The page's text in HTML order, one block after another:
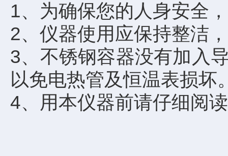
1、为确保您的人身安全
2、仪器使用应保持整洁
3、不锈钢容器没有加入
以免电热管及恒温表损坏
4、用本仪器前请仔细阅